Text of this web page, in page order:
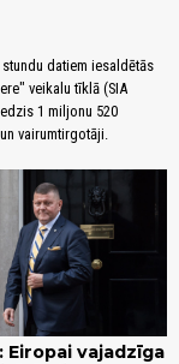
datiem iesaldētās
veikalu tīklā (SIA
1 miljonu 520
vairumtirgotāji.
Eiropai vajadzīga